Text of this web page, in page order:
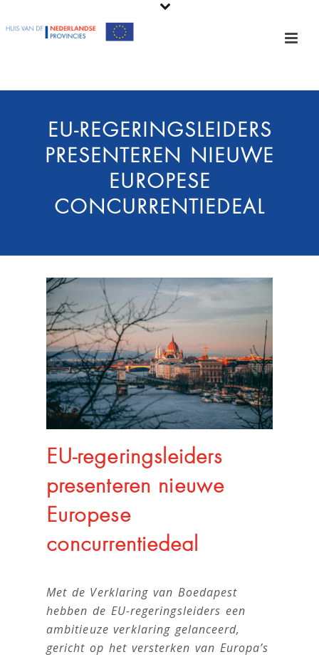
EU-REGERINGSLEIDERS
PRESENTEREN NIEUWE
EUROPESE
CONCURRENTIEDEAL
EU-regeringsleiders
presenteren nieuwe
Europese
concurrentiedeal
Met de Verklaring van Boedapest
hebben de EU-regeringsleiders een
ambitieuze verklaring gelanceerd,
gericht op het versterken van Europa’s